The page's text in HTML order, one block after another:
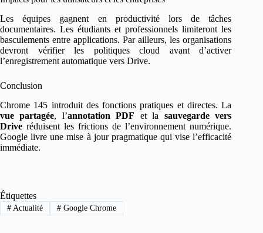
Les équipes gagnent en productivité lors de tâches
documentaires. Les étudiants et professionnels limiteront les
basculements entre applications. Par ailleurs, les organisations
devront vérifier les politiques cloud avant d’activer
l’enregistrement automatique vers Drive.
Conclusion
Chrome 145 introduit des fonctions pratiques et directes. La
vue partagée, l’annotation PDF et la sauvegarde vers
Drive réduisent les frictions de l’environnement numérique.
Google livre une mise à jour pragmatique qui vise l’efficacité
immédiate.
Étiquettes
#Actualité #Google Chrome